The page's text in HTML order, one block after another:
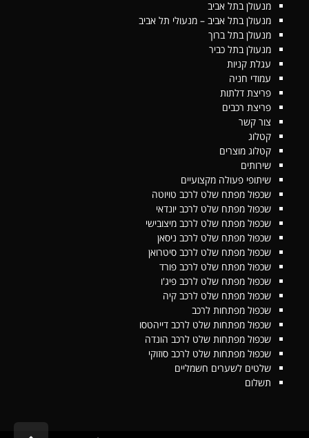
מנעולן בתל אביב
מנעולן בתל אביב – מנעולי תל אביב
מנעולן בתל ברוך
מנעולן בתל כביר
עגלת קניות
עמודי חניה
פריצת דלתות
פריצת רכבים
צור קשר
קטלוג
קטלוג מוצרים
שירותים
שיתופי פעולה מקצועיים
שכפול מפתח שלט לרכב טויוטה
שכפול מפתח שלט לרכב יונדאי
שכפול מפתח שלט לרכב מיצובישי
שכפול מפתח שלט לרכב ניסאן
שכפול מפתח שלט לרכב סיטרואן
שכפול מפתח שלט לרכב פורד
שכפול מפתח שלט לרכב פיג'ו
שכפול מפתח שלט לרכב קיה
שכפול מפתחות לרכב
שכפול מפתחות שלט לרכב דייהטסו
שכפול מפתחות שלט לרכב הונדה
שכפול מפתחות שלט לרכב סוזוקי
שלטים לשערים חשמליים
תשלום